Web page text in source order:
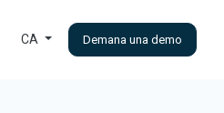
CA Demana una demo